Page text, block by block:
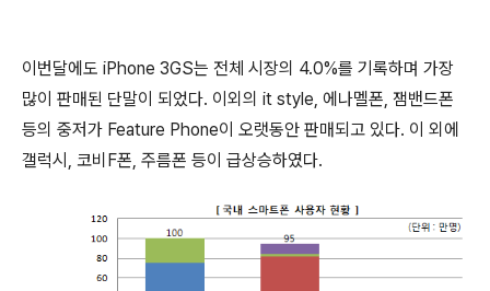
이번달에도 iPhone 3GS는 전체 시장의 4.0%를 기록하며 가장
많이 판매된 단말이 되었다. 이외의 it style, 에나멜폰, 잼밴드폰
등의 중저가 Feature Phone이 오랫동안 판매되고 있다. 이 외에
갤럭시, 코비F폰, 주름폰 등이 급상승하였다.